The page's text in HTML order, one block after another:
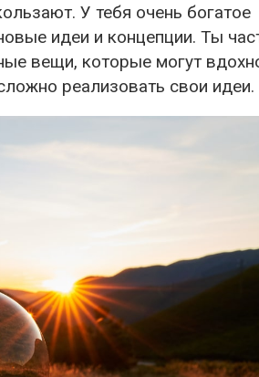
У тебя очень богатое
идеи и концепции. Ты
вещи, которые могут
реализовать свои идеи.